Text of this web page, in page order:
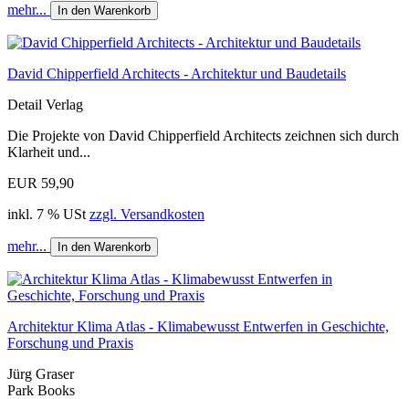
mehr... In den Warenkorb
David Chipperfield Architects - Architektur und Baudetails
Detail Verlag
Die Projekte von David Chipperfield Architects zeichnen sich durch
Klarheit und...
EUR 59,90
inkl. 7 % USt zzgl. Versandkosten
mehr... In den Warenkorb
Architektur Klima Atlas - Klimabewusst Entwerfen in Geschichte,
Forschung und Praxis
Jürg Graser
Park Books